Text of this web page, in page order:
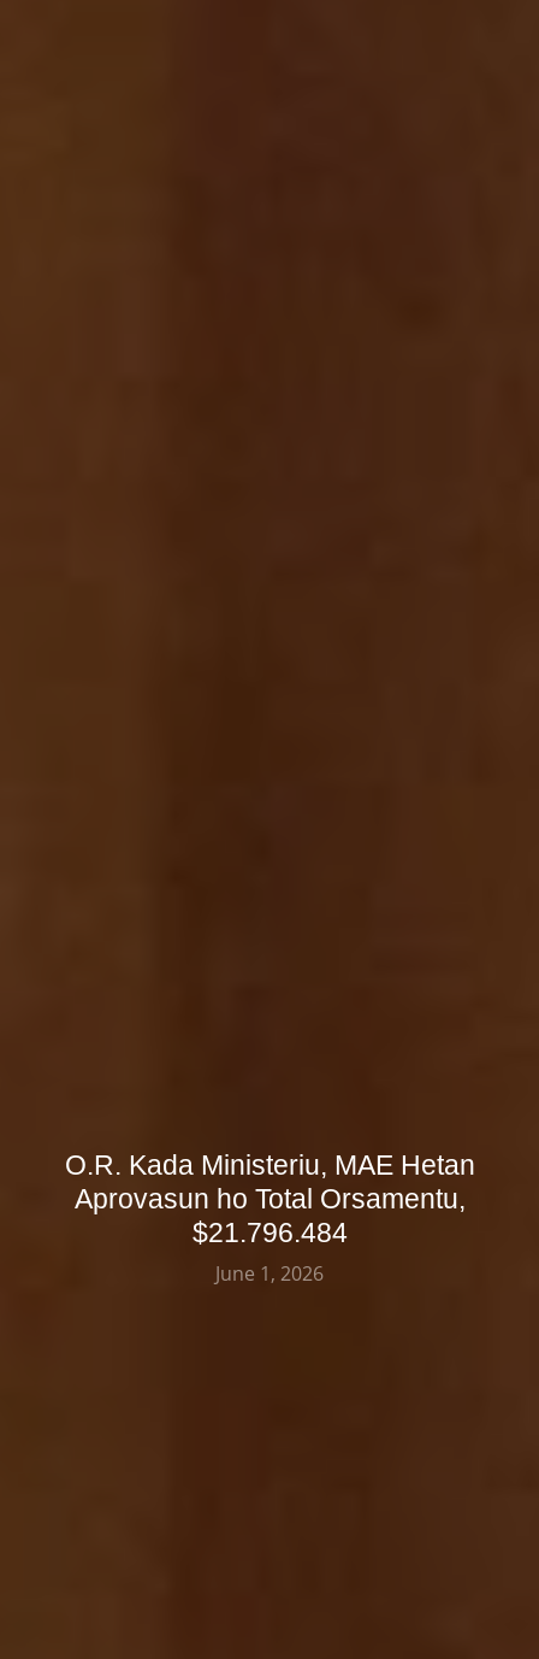
O.R. Kada Ministeriu, MAE Hetan
Aprovasun ho Total Orsamentu,
$21.796.484
June 1, 2026